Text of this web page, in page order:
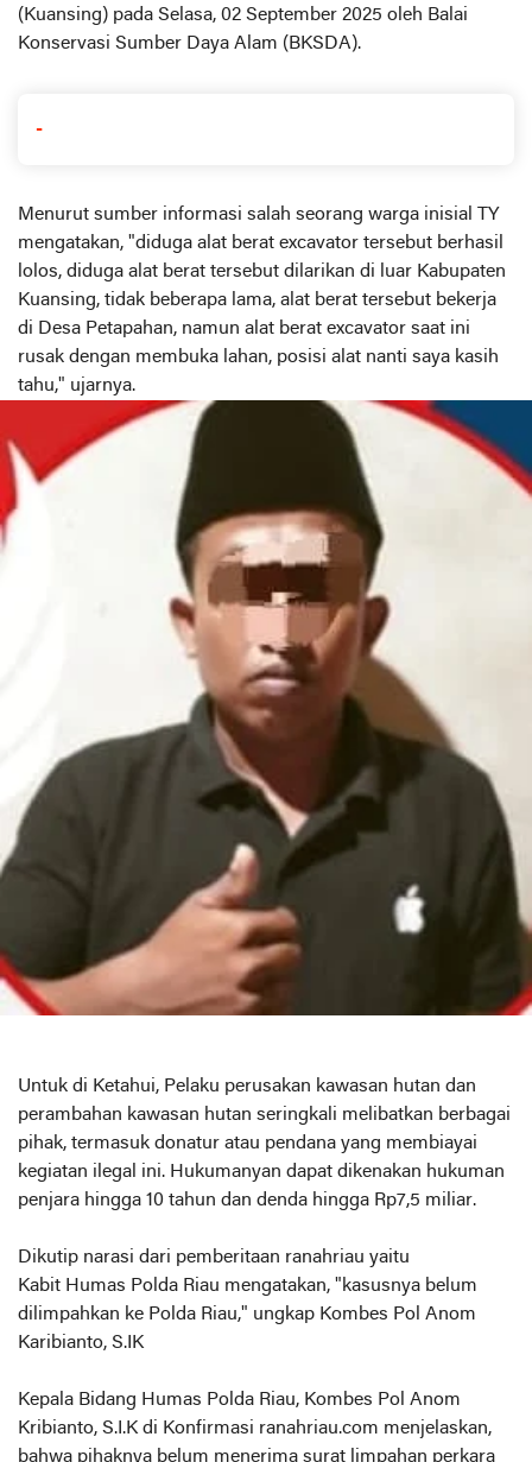
(Kuansing) pada Selasa, 02 September 2025 oleh Balai
Konservasi Sumber Daya Alam (BKSDA).
-
Menurut sumber informasi salah seorang warga inisial TY
mengatakan, "diduga alat berat excavator tersebut berhasil
lolos, diduga alat berat tersebut dilarikan di luar Kabupaten
Kuansing, tidak beberapa lama, alat berat tersebut bekerja
di Desa Petapahan, namun alat berat excavator saat ini
rusak dengan membuka lahan, posisi alat nanti saya kasih
tahu," ujarnya.
Untuk di Ketahui, Pelaku perusakan kawasan hutan dan
perambahan kawasan hutan seringkali melibatkan berbagai
pihak, termasuk donatur atau pendana yang membiayai
kegiatan ilegal ini. Hukumanyan dapat dikenakan hukuman
penjara hingga 10 tahun dan denda hingga Rp7,5 miliar.
Dikutip narasi dari pemberitaan ranahriau yaitu
Kabit Humas Polda Riau mengatakan, "kasusnya belum
dilimpahkan ke Polda Riau," ungkap Kombes Pol Anom
Karibianto, S.IK
Kepala Bidang Humas Polda Riau, Kombes Pol Anom
Kribianto, S.I.K di Konfirmasi ranahriau.com menjelaskan,
bahwa pihaknya belum menerima surat limpahan perkara